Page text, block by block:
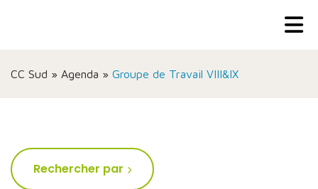
CC Sud » Agenda » Groupe de Travail VIII&IX
Rechercher par